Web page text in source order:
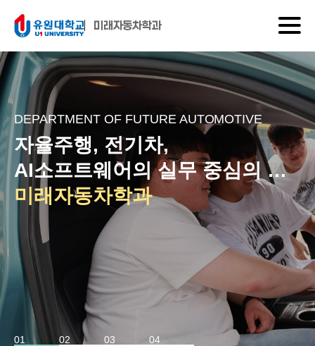
미래자동차학과
DEPARTMENT OF FUTURE AUTOMOTIVE
자율주행, 전기차,
AI소프트웨어의 실무 중심의 교
육과정
미래자동차학과
01 02 03 04